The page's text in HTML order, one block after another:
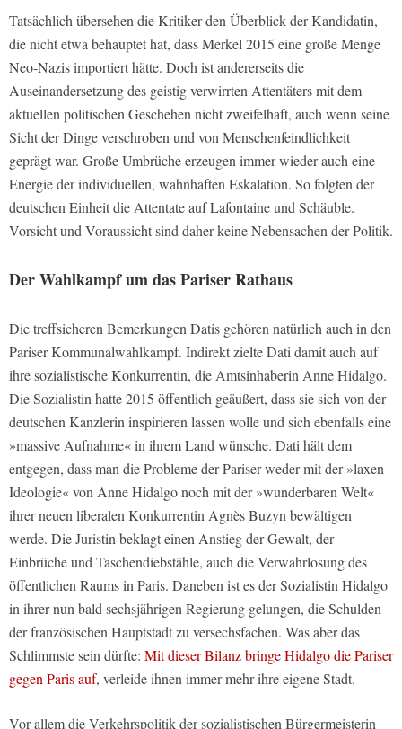
Tatsächlich übersehen die Kritiker den Überblick der Kandidatin,
die nicht etwa behauptet hat, dass Merkel 2015 eine große Menge
Neo-Nazis importiert hätte. Doch ist andererseits die
Auseinandersetzung des geistig verwirrten Attentäters mit dem
aktuellen politischen Geschehen nicht zweifelhaft, auch wenn seine
Sicht der Dinge verschroben und von Menschenfeindlichkeit
geprägt war. Große Umbrüche erzeugen immer wieder auch eine
Energie der individuellen, wahnhaften Eskalation. So folgten der
deutschen Einheit die Attentate auf Lafontaine und Schäuble.
Vorsicht und Voraussicht sind daher keine Nebensachen der Politik.
Der Wahlkampf um das Pariser Rathaus
Die treffsicheren Bemerkungen Datis gehören natürlich auch in den
Pariser Kommunalwahlkampf. Indirekt zielte Dati damit auch auf
ihre sozialistische Konkurrentin, die Amtsinhaberin Anne Hidalgo.
Die Sozialistin hatte 2015 öffentlich geäußert, dass sie sich von der
deutschen Kanzlerin inspirieren lassen wolle und sich ebenfalls eine
»massive Aufnahme« in ihrem Land wünsche. Dati hält dem
entgegen, dass man die Probleme der Pariser weder mit der »laxen
Ideologie« von Anne Hidalgo noch mit der »wunderbaren Welt«
ihrer neuen liberalen Konkurrentin Agnès Buzyn bewältigen
werde. Die Juristin beklagt einen Anstieg der Gewalt, der
Einbrüche und Taschendiebstähle, auch die Verwahrlosung des
öffentlichen Raums in Paris. Daneben ist es der Sozialistin Hidalgo
in ihrer nun bald sechsjährigen Regierung gelungen, die Schulden
der französischen Hauptstadt zu versechsfachen. Was aber das
Schlimmste sein dürfte: Mit dieser Bilanz bringe Hidalgo die Pariser
gegen Paris auf, verleide ihnen immer mehr ihre eigene Stadt.
Vor allem die Verkehrspolitik der sozialistischen Bürgermeisterin